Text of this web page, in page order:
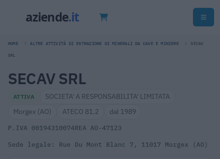
HOME ALTRE ATTIVITÀ DI ESTRAZIONE DI MINERALI DA CAVE E MINIERE SECAV
SRL
SECAV SRL
ATTIVA
SOCIETA' A RESPONSABILITA' LIMITATA
Morgex (AO)
ATECO 81.2 dal 1989
P.IVA 00194310074REA AO-47123
Sede legale: Rue Du Mont Blanc 7, 11017 Morgex (AO)